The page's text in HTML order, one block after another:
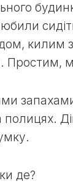
килим
де?